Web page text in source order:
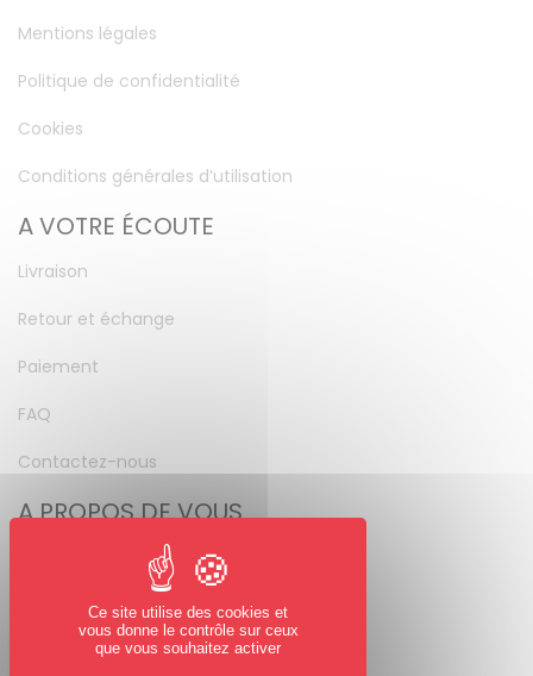
Mentions légales
Politique de confidentialité
Cookies
Conditions générales d’utilisation
A VOTRE ÉCOUTE
Livraison
Retour et échange
Paiement
FAQ
Contactez-nous
A PROPOS DE VOUS
Mot de passe perdu
NOUS SUIVRE
Ce site utilise des cookies et
vous donne le contrôle sur ceux
que vous souhaitez activer